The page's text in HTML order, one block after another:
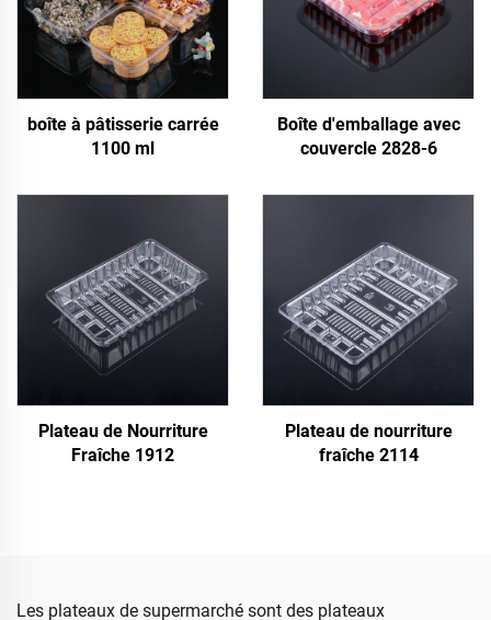
boîte à pâtisserie carrée
1100 ml
Boîte d'emballage avec
couvercle 2828-6
Plateau de Nourriture
Fraîche 1912
Plateau de nourriture
fraîche 2114
Les plateaux de supermarché sont des plateaux